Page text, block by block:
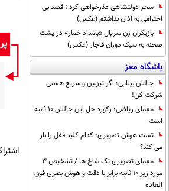
سحر دولتشاهی عذرخواهی کرد ؛ قصد بی
احترامی به اذان نداشتم (عکس)
بازیگران زن سریال «بامداد خمار» در پشت
صحنه به سبک دوران قاجار (عکس)
باشگاه مغز
چالش بینایی؛ اگر تیزبین و سریع هستی
شرکت کن!
معمای ریاضی؛ رکورد حل این چالش 10 ثانیه
است
تست هوش تصویری: کدام کلید قفل را باز
می کند؟
معمای تصویری تک شاخ ها / تشخیص 3
مورد زیر 10 ثانیه برابر با دقت و هوش بصری فوق
العاده